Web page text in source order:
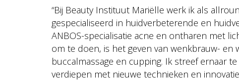
“Bij Beauty Instituut Mariëlle werk ik als
gespecialiseerd in huidverbeterende en
ANBOS-specialisatie acne en ontharen met
om te doen, is het geven van wenkbrauw-
buccalmassage en cupping. Ik streef ernaar
verdiepen met nieuwe technieken en